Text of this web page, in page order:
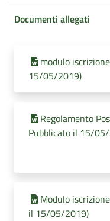
Documenti allegati
modulo
15/05/2019)
Regolamento
Pubblicato il 15/
Modulo
il 15/05/2019)